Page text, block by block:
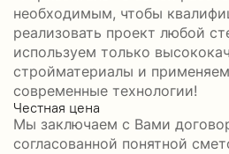
необходимым, чтобы
реализовать проект любой
используем только
стройматериалы и
современные технологии!
Честная цена
Мы заключаем с Вами
согласованной понятной